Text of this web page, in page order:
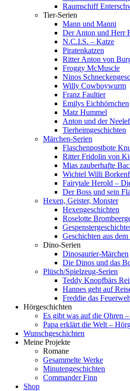
Raumschiff
Tier-Serien
Mann und Manni
Der Anton und Herr
N.C.I.S. – Katze
Piratenkatzen
Ritter Anton von
Froggy McMuscle
Ninos
Willy Cowboywurm
Franz Faultier
Emilys Eichhörnchen
Matz Hummel
Anton und der
Tierheimgeschichten
Märchen-Serien
Flaschenpostbote
Ritter Fridolin von
Mias zauberhafte
Wichtel Willi
Fairytale Herold –
Der Boss und sein
Hexen, Geister, Monster
Hexengeschichten
Roselotte
Geschichten aus
Dino-Serien
Dinosaurier-Märchen
Die Dinos und das
Plüsch/Spielzeug-Serien
Teddy Knopfbärs
Hannes geht auf
Freddie das
Hörgeschichten
Es gibt was auf die Ohren
Papa erklärt die Welt –
Wunschgeschichten
Meine Projekte
Romane
Gesammelte Werke
Minutengeschichten
Commander Finn
Shop